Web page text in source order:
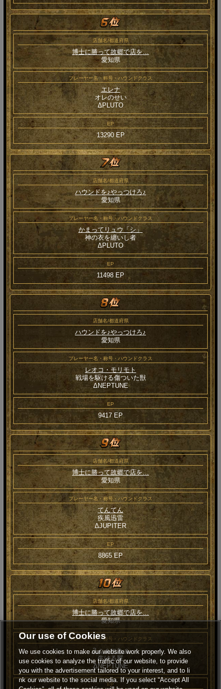
店舗名/都道府県
博士に勝って故郷で店を…
愛知県
プレーヤー名・称号・ハウンドクラス
エレナ
オレのせい
ΔPLUTO
EP
13290 EP
店舗名/都道府県
ハウンドを♪やっつけろ♪
愛知県
プレーヤー名・称号・ハウンドクラス
かまってリュウ「シ」
神の衣を纏いし者
ΔPLUTO
EP
11498 EP
店舗名/都道府県
ハウンドを♪やっつけろ♪
愛知県
プレーヤー名・称号・ハウンドクラス
レオコ・モリモト
戦場を駆ける傷ついた獣
ΔNEPTUNE
EP
9417 EP
店舗名/都道府県
博士に勝って故郷で店を…
愛知県
プレーヤー名・称号・ハウンドクラス
てんてん
疾風迅雷
ΔJUPITER
EP
8865 EP
店舗名/都道府県
博士に勝って故郷で店を…
愛知県
プレーヤー名・称号・ハウンドクラス
３ｃｏｍｂｏ
生ける屍
ΔNEPTUNE
EP
Our use of Cookies
We use cookies to make our website work properly. We also
use cookies to analyze the traffic of our website, to provide
you with the advertisement tailored to your interest, and to li
nk our website to the social media. If you select “Accept All